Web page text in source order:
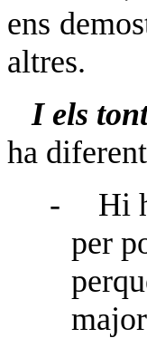
ens
altres.
I els
ha
-
Hi
per